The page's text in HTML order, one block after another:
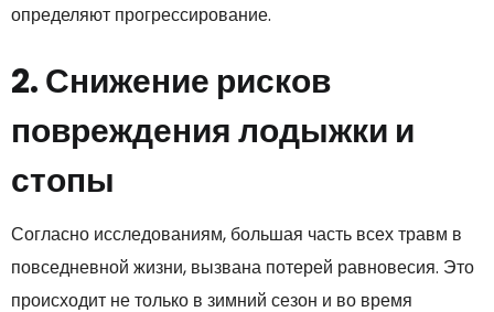
определяют прогрессирование.
2. Снижение рисков
повреждения лодыжки и
стопы
Согласно исследованиям, большая часть всех травм в
повседневной жизни, вызвана потерей равновесия. Это
происходит не только в зимний сезон и во время